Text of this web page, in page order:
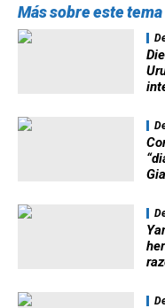
Más sobre este tema